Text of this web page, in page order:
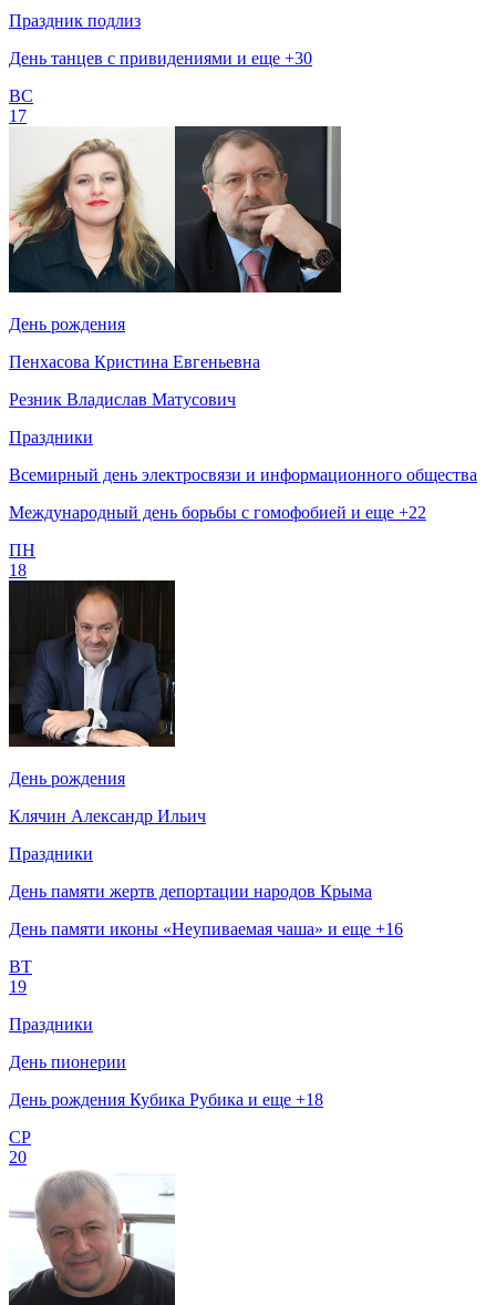
Праздник подлиз
День танцев с привидениями и еще +30
ВС
17
День рождения
Пенхасова Кристина Евгеньевна
Резник Владислав Матусович
Праздники
Всемирный день электросвязи и информационного общества
Международный день борьбы с гомофобией и еще +22
ПН
18
День рождения
Клячин Александр Ильич
Праздники
День памяти жертв депортации народов Крыма
День памяти иконы «Неупиваемая чаша» и еще +16
ВТ
19
Праздники
День пионерии
День рождения Кубика Рубика и еще +18
СР
20